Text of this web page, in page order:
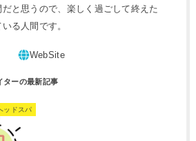
と思うので、楽しく過ごして終えた
る人間です。
ッドスパ